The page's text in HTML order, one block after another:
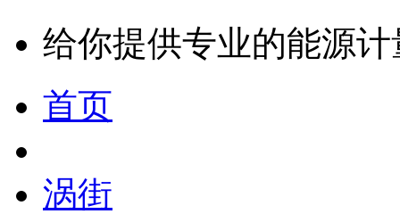
给你提供专业的能源
首页
涡街